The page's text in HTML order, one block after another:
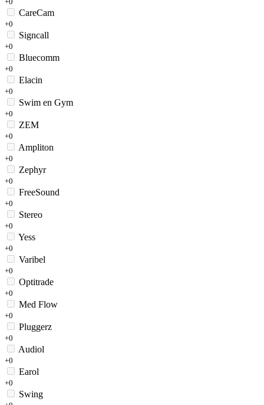
CareCam
+0
Signcall
+0
Bluecomm
+0
Elacin
+0
Swim en Gym
+0
ZEM
+0
Ampliton
+0
Zephyr
+0
FreeSound
+0
Stereo
+0
Yess
+0
Varibel
+0
Optitrade
+0
Med Flow
+0
Pluggerz
+0
Audiol
+0
Earol
+0
Swing